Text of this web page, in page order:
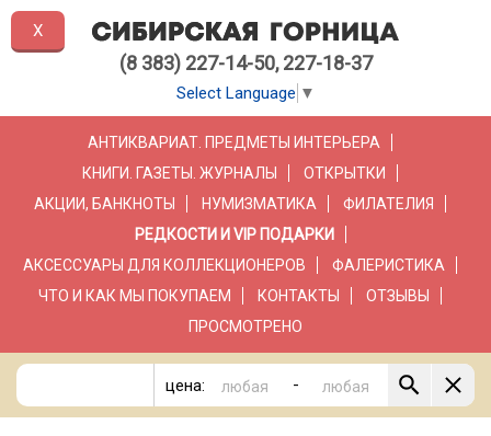
(8 383) 227-14-50, 227-18-37
Select Language ▼
АНТИКВАРИАТ. ПРЕДМЕТЫ ИНТЕРЬЕРА
КНИГИ. ГАЗЕТЫ. ЖУРНАЛЫ
ОТКРЫТКИ
АКЦИИ, БАНКНОТЫ
НУМИЗМАТИКА
ФИЛАТЕЛИЯ
РЕДКОСТИ И VIP ПОДАРКИ
АКСЕССУАРЫ ДЛЯ КОЛЛЕКЦИОНЕРОВ
ФАЛЕРИСТИКА
ЧТО И КАК МЫ ПОКУПАЕМ
КОНТАКТЫ
ОТЗЫВЫ
ПРОСМОТРЕНО
цена: -
X